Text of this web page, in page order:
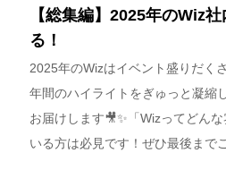
【総集編】2025年のWiz
る！
2025年のWizはイベント盛りだく
年間のハイライトをぎゅっと凝縮
お届けします🎥✨「Wizってどん
いる方は必見です！ぜひ最後まで